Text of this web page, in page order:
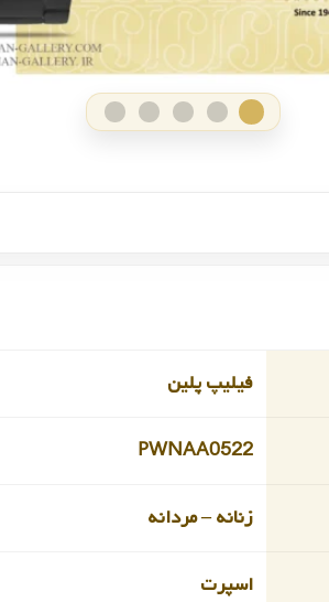
فیلیپ پلین
PWNAA0522
زنانه – مردانه
اسپرت